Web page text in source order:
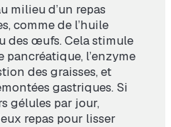
milieu d’un repas
comme de l’huile
des œufs. Cela stimule
pancréatique, l’enzyme
des graisses, et
gastriques. Si
gélules par jour,
repas pour lisser